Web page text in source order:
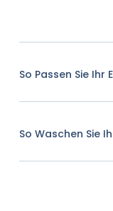
So Passen Sie Ihr
So Waschen Sie